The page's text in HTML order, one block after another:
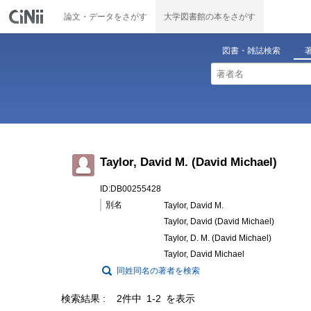
論文・データをさがす 大学図書館の本をさがす
図書・雑誌検索
Taylor, David M. (David Michael)
ID:DB00255428
別名
Taylor, David M.
Taylor, David (David Michael)
Taylor, D. M. (David Michael)
Taylor, David Michael
同姓同名の著者を検索
検索結果 2件中 1-2 を表示